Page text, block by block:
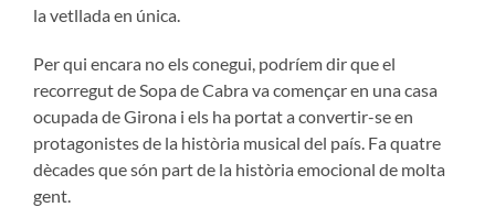
la vetllada en única.
Per qui encara no els conegui, podríem dir que el
recorregut de Sopa de Cabra va començar en una casa
ocupada de Girona i els ha portat a convertir-se en
protagonistes de la història musical del país. Fa quatre
dècades que són part de la història emocional de molta
gent.